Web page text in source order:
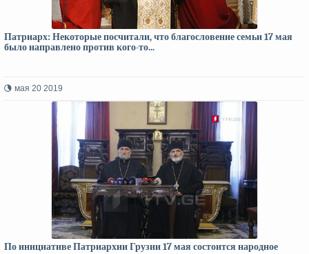
Патриарх: Некоторые посчитали, что благословение семьи 17 мая
было направлено против кого-то...
мая 20 2019
По инициативе Патриархии Грузии 17 мая состоится народное